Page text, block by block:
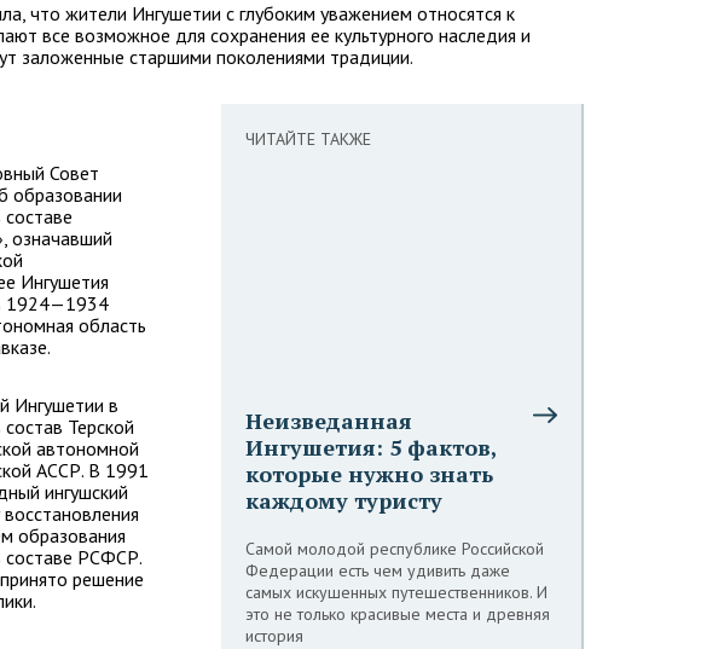
что жители Ингушетии с глубоким уважением относятся к
все возможное для сохранения ее культурного наследия и
заложенные старшими поколениями традиции.
ЧИТАЙТЕ ТАКЖЕ
Неизведанная
Ингушетия: 5 фактов,
которые нужно знать
каждому туристу
Самой молодой республике Российской
Федерации есть чем удивить даже
самых искушенных путешественников. И
это не только красивые места и древняя
история
Совет
образовании
означавший
Ингушетия
1924—1934
область
Ингушетии в
Терской
автономной
АССР. В 1991
ингушский
образования
составе РСФСР.
решение